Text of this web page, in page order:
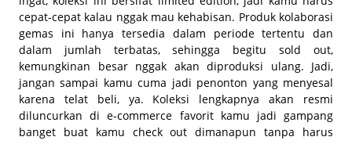
cepat-cepat kalau nggak mau kehabisan. Produk kolaborasi
gemas ini hanya tersedia dalam periode tertentu dan
dalam jumlah terbatas, sehingga begitusold out,
kemungkinan besar nggak akan diproduksi ulang. Jadi,
jangan sampai kamu cuma jadi penonton yang menyesal
karena telat beli, ya. Koleksi lengkapnya akan resmi
diluncurkan die-commerce favorit kamu jadi gampang
banget buat kamu check out dimanapun tanpa harus